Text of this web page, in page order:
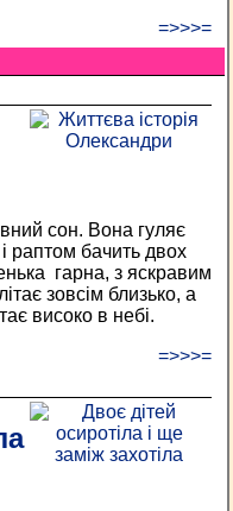
=>>>=
сон. Вона гуляє
раптом бачить двох
гарна, з яскравим
зовсім близько, а
високо в небі.
=>>>=